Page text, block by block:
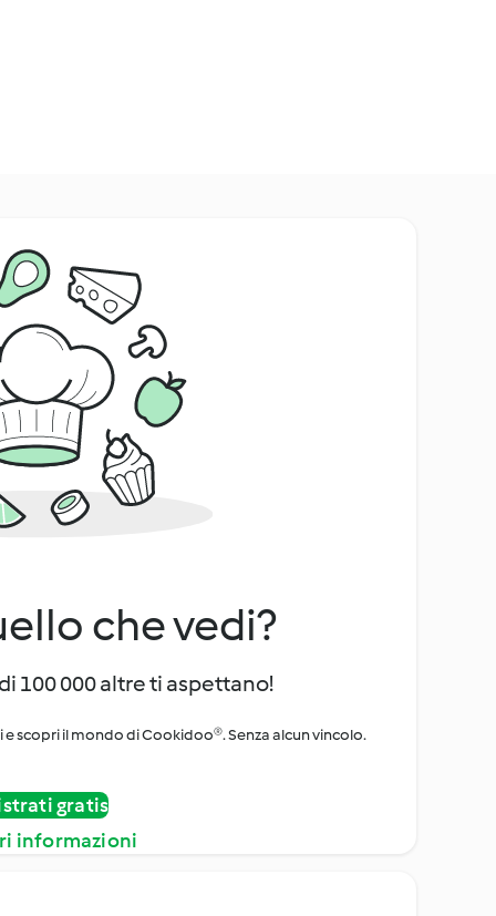
che vedi?
100 000 altre ti aspettano!
scopri il mondo di Cookidoo®. Senza alcun vincolo.
gratis
informazioni